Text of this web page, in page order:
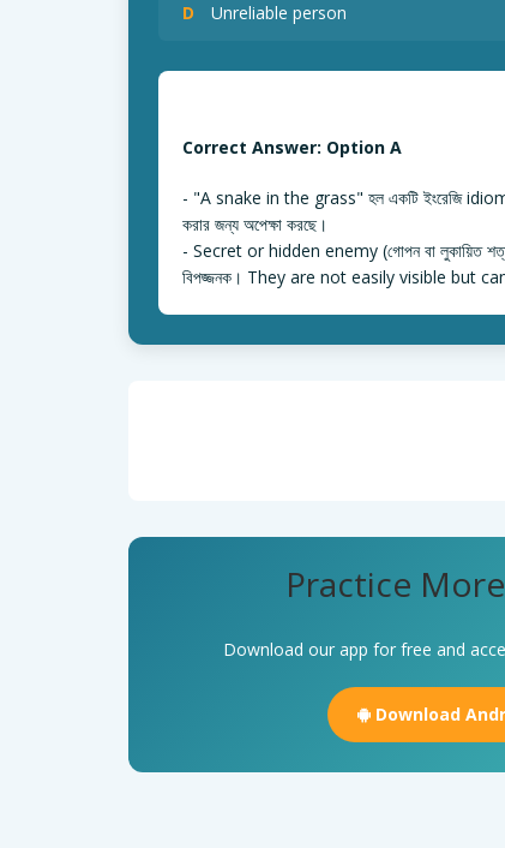
D Unreliable person
Correct Answer: Option A
- "A snake in the grass" হল একটি ইংরেজি idiom
করার জন্য অপেক্ষা করছে।
- Secret or hidden enemy (গোপন বা লুকায়িত শত্রু):
বিপজ্জনক। They are not easily visible but
Practice
Download our app for free and
Download